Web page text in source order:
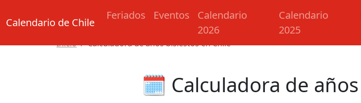
Calendario de Chile
Feriados Eventos
Calendario
2026
Calendario
2025
Inicio Calculadora de años bisiestos en Chile
🗓️ Calculadora de